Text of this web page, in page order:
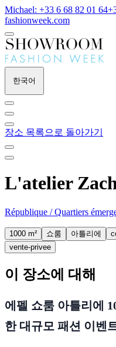
Michael: +33 6 68 82 01 64
fashionweek.com
한국어
장소 목록으로 돌아가기
L'atelier
République / Quartiers
1000 m² 쇼룸 아틀리에
vente-privee
이 장소에 대해
에펠 쇼룸 아틀리에
한 대규모 패션 이벤